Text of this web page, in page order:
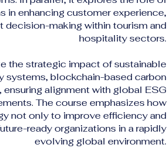
in enhancing customer experience,
making within tourism and
hospitality sectors.
the strategic impact of sustainable
systems, blockchain-based carbon
alignment with global ESG
The course emphasizes how
not only to improve efficiency and
ready organizations in a rapidly
evolving global environment.